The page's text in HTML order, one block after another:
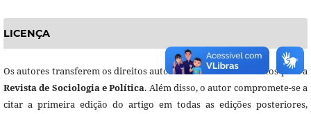
LICENÇA
Os autores transferem os direitos autorais dos seus manuscritos para a
Revista de Sociologia e Política. Além disso, o autor compromete-se a
citar a primeira edição do artigo em todas as edições posteriores,